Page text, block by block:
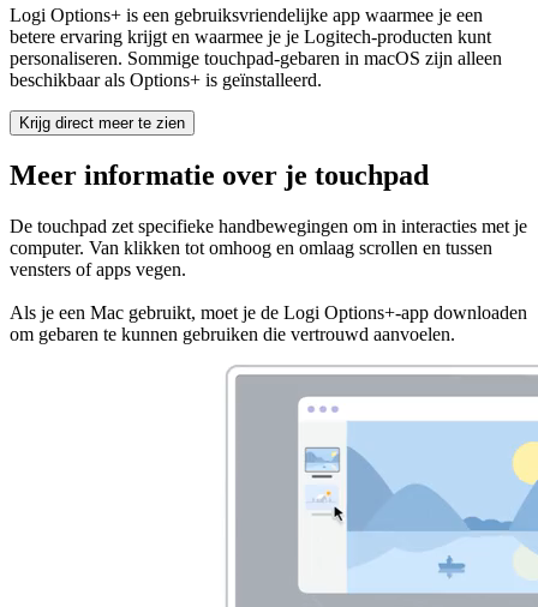
Logi Options+ is een gebruiksvriendelijke app waarmee je een
betere ervaring krijgt en waarmee je je Logitech-producten kunt
personaliseren. Sommige touchpad-gebaren in macOS zijn alleen
beschikbaar als Options+ is geïnstalleerd.
Krijg direct meer te zien
Meer informatie over je touchpad
De touchpad zet specifieke handbewegingen om in interacties met je
computer. Van klikken tot omhoog en omlaag scrollen en tussen
vensters of apps vegen.
Als je een Mac gebruikt, moet je de Logi Options+-app downloaden
om gebaren te kunnen gebruiken die vertrouwd aanvoelen.